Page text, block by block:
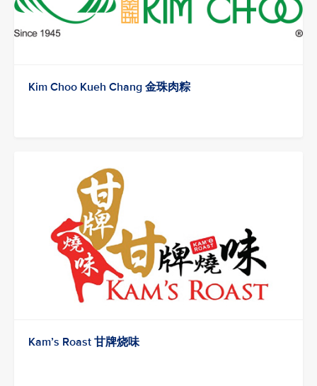
Kim Choo Kueh Chang 金珠肉粽
Kam’s Roast 甘牌烧味